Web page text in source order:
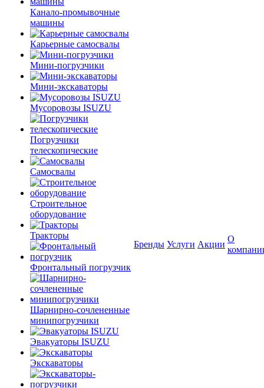
Канало-промывочные
машины
Карьерные самосвалы
Мини-погрузчики
Мини-экскаваторы
Мусоровозы ISUZU
Погрузчики
телескопические
Самосвалы
Строительное
оборудование
Тракторы
Фронтальный погрузчик
Шарнирно-сочлененные
минипогрузчики
Эвакуаторы ISUZU
Экскаваторы
Бренды Услуги Акции
О